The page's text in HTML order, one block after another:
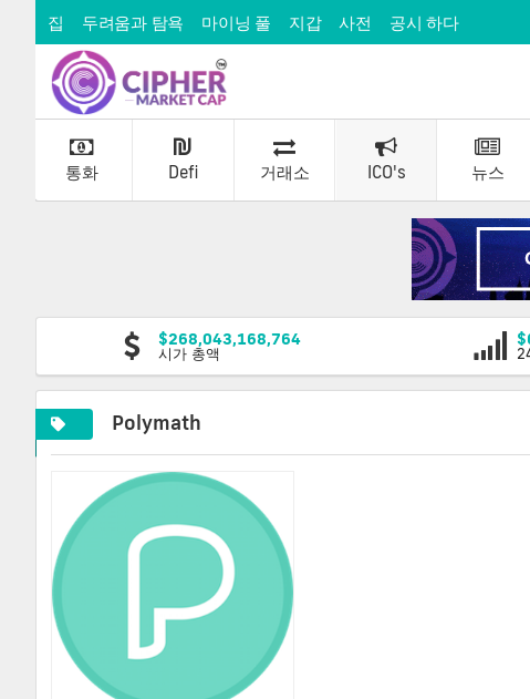
집 두려움과 탐욕 마이닝 풀 지갑 사전 공시 하다
통화 Defi 거래소 ICO's 뉴스
$268,043,168,764
시가 총액
Polymath